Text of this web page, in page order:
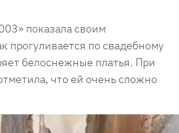
показала своим
прогуливается по свадебному
белоснежные платья. При
что ей очень сложно